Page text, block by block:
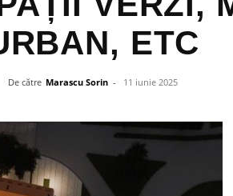
ETC
De către Marascu Sorin - 11 iunie 2025